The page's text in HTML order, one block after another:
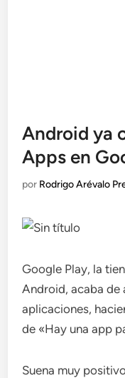
Android ya
Apps en
por Rodrigo Arévalo
Google Play, la
Android, acaba
aplicaciones,
de «Hay una app
Suena muy